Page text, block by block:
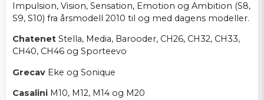
Impulsion, Vision, Sensation, Emotion og Ambition (S8,
S9, S10) fra årsmodell 2010 til og med dagens modeller.
Chatenet Stella, Media, Barooder, CH26, CH32, CH33,
CH40, CH46 og Sporteevo
Grecav Eke og Sonique
Casalini M10, M12, M14 og M20